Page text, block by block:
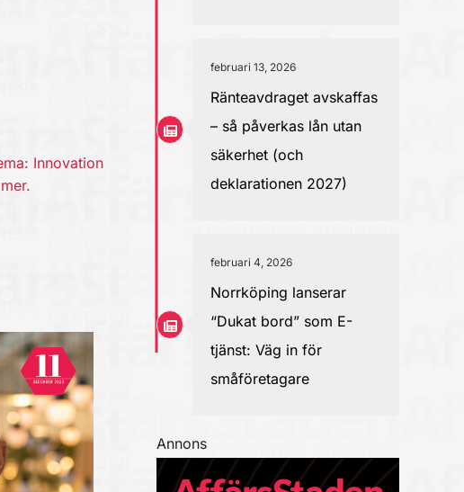
Innovation
februari 13, 2026
Ränteavdraget avskaffas
– så påverkas lån utan
säkerhet (och
deklarationen 2027)
februari 4, 2026
Norrköping lanserar
“Dukat bord” som E-
tjänst: Väg in för
småföretagare
Annons